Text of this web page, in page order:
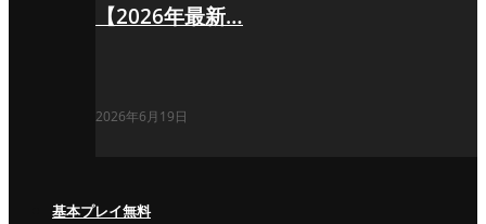
【2026年最新…
2026年6月19日
基本プレイ無料